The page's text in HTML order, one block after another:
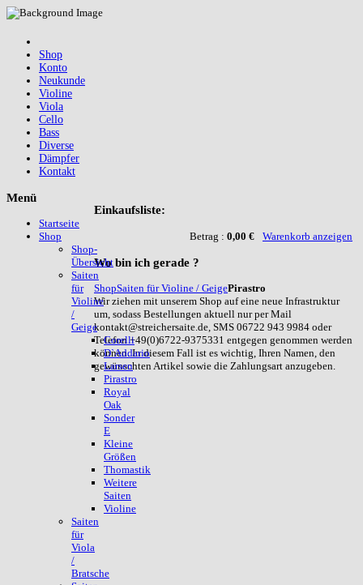
Shop
Konto
Neukunde
Violine
Viola
Cello
Bass
Diverse
Dämpfer
Kontakt
Einkaufsliste:
Betrag : 0,00 € Warenkorb anzeigen
Wobin ich gerade ?
ShopSaiten für Violine / GeigePirastro
Wir ziehen mit unserem Shop auf eine neue Infrastruktur
um, sodass Bestellungen aktuell nur per Mail
kontakt@streichersaite.de, SMS 06722 943 9984 oder
Telefon +49(0)6722-9375331 entgegen genommen werden
können. In diesem Fall ist es wichtig, Ihren Namen, den
gewünschten Artikel sowie die Zahlungsart anzugeben.
Menü
Startseite
Shop
Shop-
Übersicht
Saiten
für
Violine
/
Geige
Corelli
D`Addario
Larsen
Pirastro
Royal
Oak
Sonder
E
Kleine
Größen
Thomastik
Weitere
Saiten
Violine
Saiten
für
Viola
/
Bratsche